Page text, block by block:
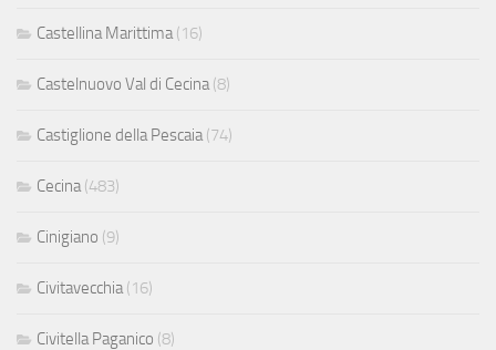
Castellina Marittima (16)
Castelnuovo Val di Cecina (8)
Castiglione della Pescaia (74)
Cecina (483)
Cinigiano (9)
Civitavecchia (16)
Civitella Paganico (8)